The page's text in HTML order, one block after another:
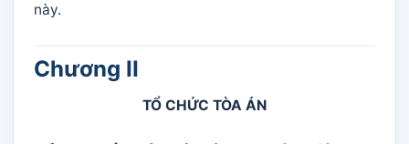
này.
Chương II
TỔ CHỨC TÒA ÁN